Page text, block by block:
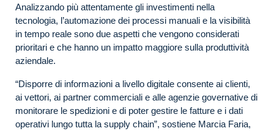
Analizzando più attentamente gli investimenti nella
tecnologia, l’automazione dei processi manuali e la visibilità
in tempo reale sono due aspetti che vengono considerati
prioritari e che hanno un impatto maggiore sulla produttività
aziendale.
“Disporre di informazioni a livello digitale consente ai clienti,
ai vettori, ai partner commerciali e alle agenzie governative di
monitorare le spedizioni e di poter gestire le fatture e i dati
operativi lungo tutta la supply chain”, sostiene Marcia Faria,